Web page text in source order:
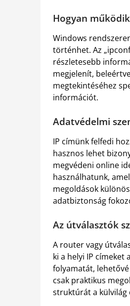
Hogyan
Windows
történhet. Az
részletesebb
megjelenít,
megtekintéséhez
információt.
Adatvédelmi
IP címünk felfedi
hasznos lehet
megvédeni online
használhatunk,
megoldások
adatbiztonság
Az útválasztók
A router vagy
ki a helyi IP címeket
folyamatát,
csak praktikus
struktúrát a külvilág